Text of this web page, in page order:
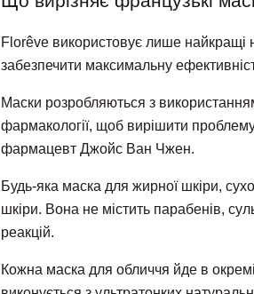
Florêve використовує лише найкращі
забезпечити максимальну
Маски розробляються з
фармакології, щоб вирішити
фармацевт Джойс Ван Чжен.
Будь-яка маска для жирної шкіри,
шкіри. Вона не містить парабенів,
реакцій.
Кожна маска для обличчя йде в